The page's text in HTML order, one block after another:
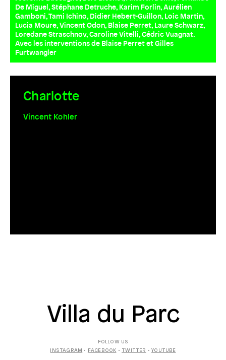
De Miguel, Stéphane Detruche, Karim Forlin, Aurélien
Gamboni, Tami Ichino, Didier Hebert-Guillon, Loic Martin,
Lucia Moure, Vincent Odon, Blaise Perret, Laure Schwarz,
Loredane Straschnov, Caroline Vitelli, Cédric Vuagnat.
Avec les interventions de Blaise Perret et Gilles
Furtwangler
Charlotte
Vincent Kohler
FOLLOW US
INSTAGRAM • FACEBOOK • TWITTER •YOUTUBE
Villa du Parc